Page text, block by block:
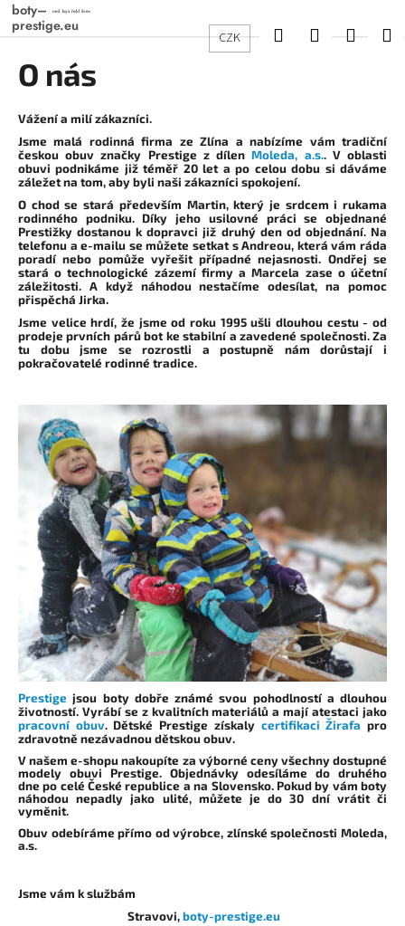
Přejít
obsah
CZK HledatPřihlášení
O nás
Vážení a milí zákazníci.
Jsme malá rodinná firma ze Zlína a nabízíme vám tradiční
českou obuv značky Prestige z dílenMoleda, a.s.. V oblasti
obuvi podnikáme již téměř 20 let a po celou dobu si dáváme
záležet na tom, aby byli naši zákazníci spokojení.
O chod se stará především Martin, který je srdcem i rukama
rodinného podniku. Díky jeho usilovné práci se objednané
Prestižky dostanou k dopravci již druhý den od objednání. Na
telefonu a e-mailu se můžete setkat sAndreou, která vám ráda
poradí nebo pomůže vyřešit případné nejasnosti. Ondřej se
stará o technologické zázemí firmy aMarcela zase o účetní
záležitosti. A když náhodou nestačíme odesílat, na pomoc
přispěchá Jirka.
Jsme velice hrdí, že jsme od roku 1995 ušli dlouhou cestu - od
prodeje prvních párů bot ke stabilní azavedené společnosti. Za
tu dobu jsme se rozrostli a postupně nám dorůstají i
pokračovatelé rodinné tradice.
Prestige jsou boty dobře známé svou pohodlností a dlouhou
životností. Vyrábí se z kvalitních materiálů a mají atestaci jako
pracovní obuv. Dětské Prestige získaly certifikaci Žirafa pro
zdravotně nezávadnou dětskou obuv.
V našem e-shopu nakoupíte za výborné cenyvšechny dostupné
modely obuvi Prestige. Objednávky odesíláme do druhého
dne po celé České republice a na Slovensko. Pokud by vám boty
náhodou nepadly jako ulité, můžete je do 30 dní vrátit či
vyměnit.
Obuv odebíráme přímo od výrobce, zlínské společnosti Moleda,
a.s.
Jsme vám k službám
Stravovi,boty-prestige.eu
o
o
p
o
t
ř
e
b
u
j
e
t
n
a
HLEDAT
D
o
p
o
r
u
č
u
j
m